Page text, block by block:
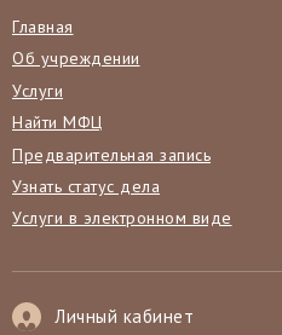
Главная
Об учреждении
Услуги
Найти МФЦ
Предварительная запись
Узнать статус дела
Услуги в электронном виде
Личный кабинет